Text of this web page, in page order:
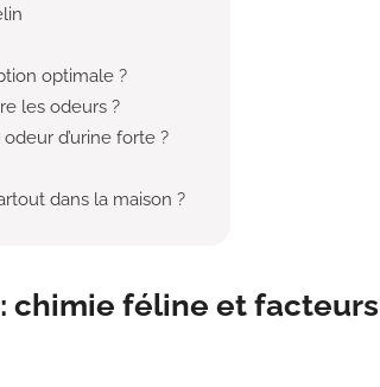
optimale ?
les odeurs ?
d’urine forte ?
dans la maison ?
chimie féline et facteurs